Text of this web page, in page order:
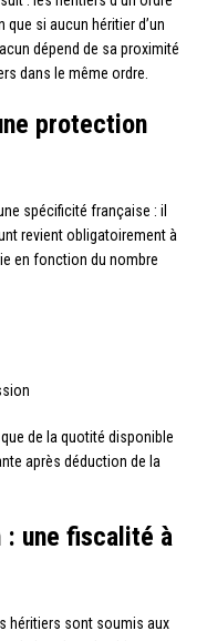
si aucun héritier d’un
dépend de sa proximité
dans le même ordre.
protection
spécificité française : il
revient obligatoirement à
en fonction du nombre
de la quotité disponible
après déduction de la
: une fiscalité à
héritiers sont soumis aux